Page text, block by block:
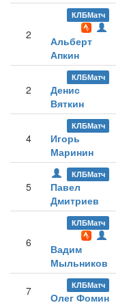
2
КЛБМатч
Альберт
Апкин
2
КЛБМатч
Денис
Вяткин
4
КЛБМатч
Игорь
Маринин
5
КЛБМатч
Павел
Дмитриев
6
КЛБМатч
Вадим
Мыльников
7 КЛБМатч
Олег Фомин